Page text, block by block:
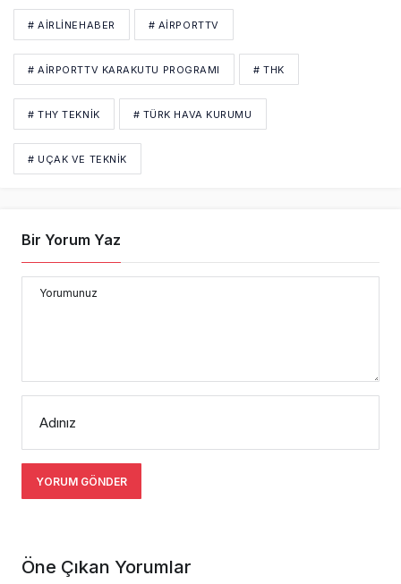
# AIRLINEHABER # AIRPORTTV
# AIRPORTTV KARAKUTU PROGRAMI # THK
# THY TEKNIK # TÜRK HAVA KURUMU
# UÇAK VE TEKNİK
Bir Yorum Yaz
Yorumunuz
Adınız
YORUM GÖNDER
Öne Çıkan Yorumlar